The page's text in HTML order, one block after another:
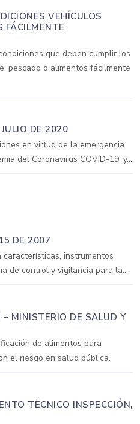
VEHÍCULOS
FÁCILMENTE
que deben cumplir los
pescado o alimentos fácilmente
DE 2020
en virtud de la emergencia
del Coronavirus COVID-19, y...
DE 2007
instrumentos
de control y vigilancia para la...
MINISTERIO DE SALUD Y
de alimentos para
el riesgo en salud pública.
TÉCNICO INSPECCIÓN,